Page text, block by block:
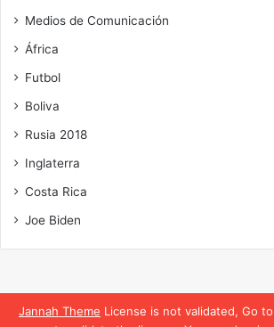
Jannah Theme License is not validated, Go
Medios de Comunicación
África
Futbol
Boliva
Rusia 2018
Inglaterra
Costa Rica
Joe Biden